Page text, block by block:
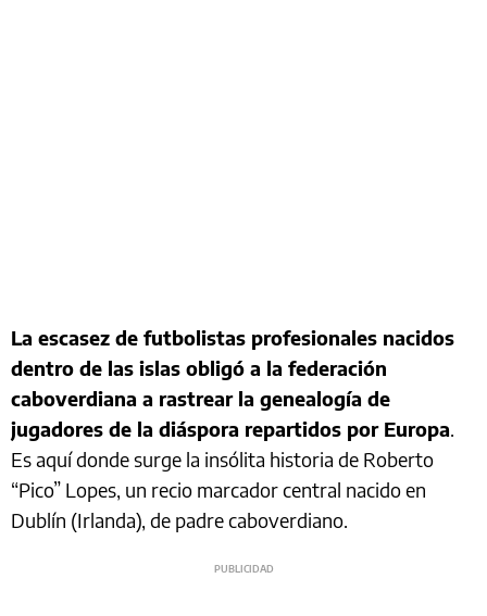
La escasez de futbolistas profesionales nacidos
dentro de las islas obligó a la federación
caboverdiana a rastrear la genealogía de
jugadores de la diáspora repartidos por Europa.
Es aquí donde surge la insólita historia de Roberto
“Pico” Lopes, un recio marcador central nacido en
Dublín (Irlanda), de padre caboverdiano.